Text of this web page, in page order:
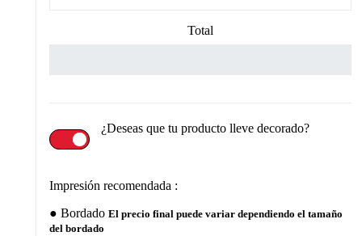
Total
¿Deseas que tu producto lleve decorado?
Impresión recomendada :
BordadoEl precio final puede variar dependiendo el tamaño
del bordado